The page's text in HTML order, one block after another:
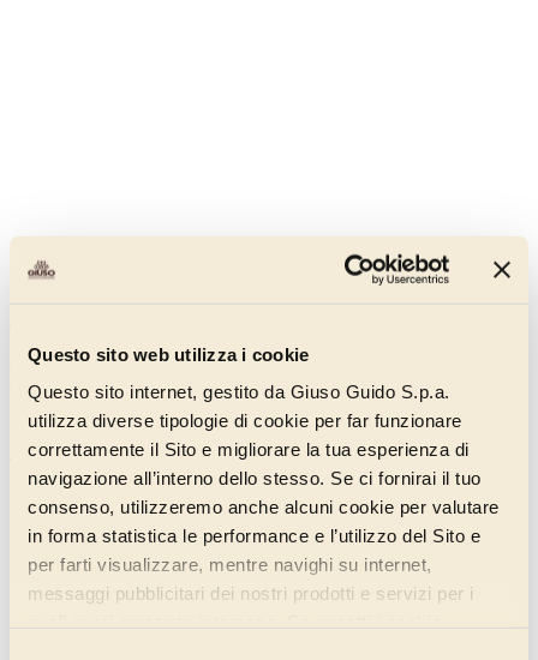
Questo sito web utilizza i cookie
Questo sito internet, gestito da Giuso Guido S.p.a.
utilizza diverse tipologie di cookie per far funzionare
correttamente il Sito e migliorare la tua esperienza di
navigazione all’interno dello stesso. Se ci fornirai il tuo
consenso, utilizzeremo anche alcuni cookie per valutare
in forma statistica le performance e l’utilizzo del Sito e
per farti visualizzare, mentre navighi su internet,
messaggi pubblicitari dei nostri prodotti e servizi per i
Crema Cherrycocco
Con il suo colore rosa intenso, Cherrycocco porta in gelateria una
combinazione travolgente: la vivacità della nostra iconica amarena e
la soffice dolcezza del cocco.
Scopri di più